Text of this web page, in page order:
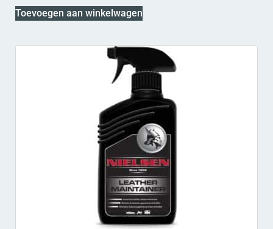
Toevoegen aan winkelwagen